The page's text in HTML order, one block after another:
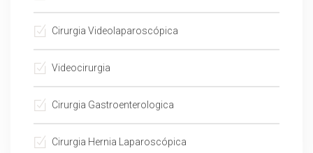
Cirurgia Videolaparoscópica
Videocirurgia
Cirurgia Gastroenterologica
Cirurgia Hernia Laparoscópica